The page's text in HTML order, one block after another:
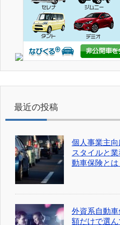
最近の投稿
個人事業主
スタイルと
動車保険とは
外資系自動
額だけで選